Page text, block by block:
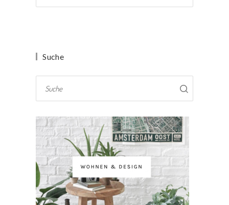
Suche